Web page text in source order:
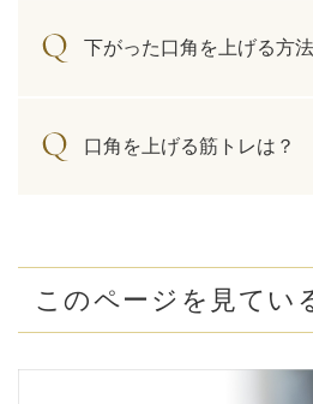
下がった口角を上げる方
口角を上げる筋トレは？
このページを見てい